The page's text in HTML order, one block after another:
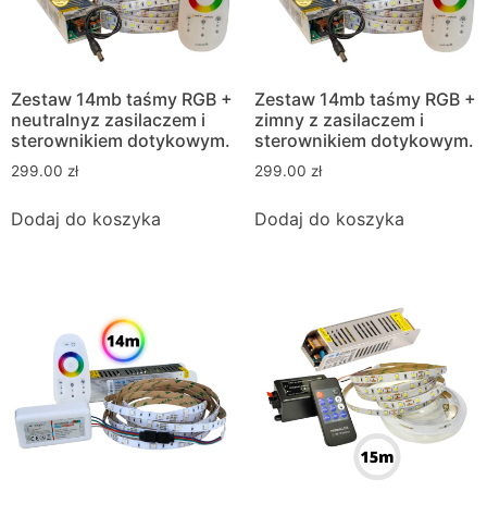
Zestaw 14mb taśmy RGB +
neutralnyz zasilaczem i
sterownikiem dotykowym.
299.00 zł
Dodaj do koszyka
Zestaw 14mb taśmy RGB +
zimny z zasilaczem i
sterownikiem dotykowym.
299.00 zł
Dodaj do koszyka